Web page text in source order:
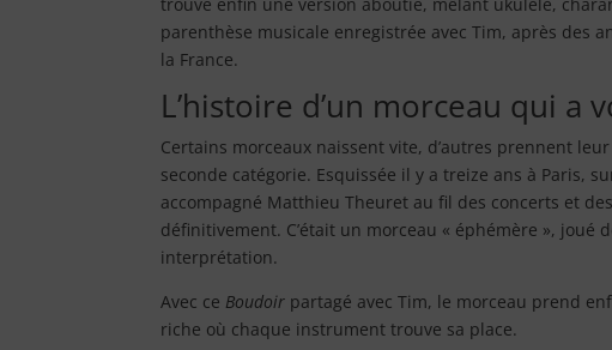
parenthèse musicale enregistrée avec Tim, après des
la France.
L’histoire d’un morceau qui a
Certains morceaux naissent vite, d’autres prennent
seconde catégorie. Esquissée il y a treize ans à Paris,
accompagné Matthieu Theuret au fil des concerts et
définitivement. C’était un morceau « éphémère », joué
interprétation.
Avec ce Boudoir partagé avec Tim, le morceau prend
riche où chaque instrument trouve sa place.